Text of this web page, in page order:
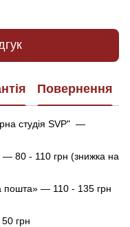
Повернення
студія SVP" —
80 - 110 грн (знижка на
пошта» — 110 - 135 грн
грн